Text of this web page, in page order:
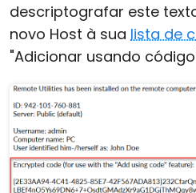
descriptografar este
novo Host à sua lista de
"Adicionar usando